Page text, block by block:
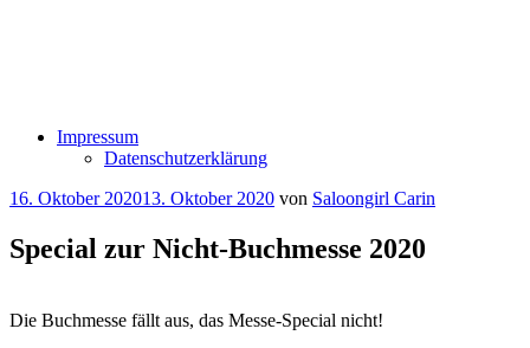
Impressum
Datenschutzerklärung
Veröffentlicht
16. Oktober 202013. Oktober 2020 von Saloongirl Carin
Special zur Nicht-Buchmesse 2020
Die Buchmesse fällt aus, das Messe-Special nicht!